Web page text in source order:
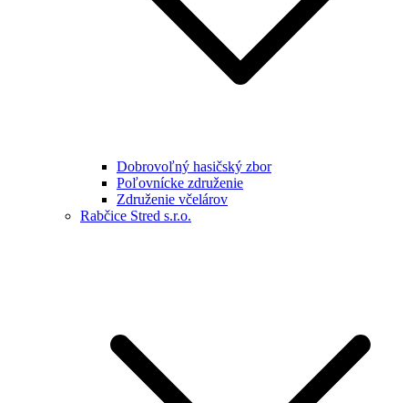
Dobrovoľný hasičský zbor
Poľovnícke združenie
Združenie včelárov
Rabčice Stred s.r.o.